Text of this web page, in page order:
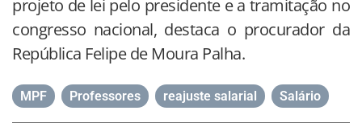
projeto de lei pelo presidente e a tramitação no
congresso nacional, destaca o procurador da
República Felipe de Moura Palha.
MPF Professores reajuste salarial Salário